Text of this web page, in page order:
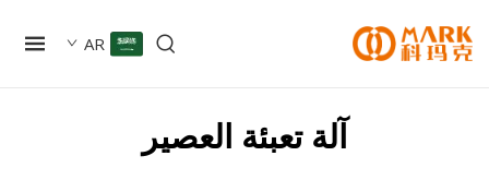
AR
آلة تعبئة العصير